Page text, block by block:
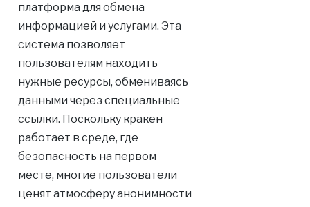
платформа для обмена
информацией и услугами. Эта
система позволяет
пользователям находить
нужные ресурсы, обмениваясь
данными через специальные
ссылки. Поскольку кракен
работает в среде, где
безопасность на первом
месте, многие пользователи
ценят атмосферу анонимности